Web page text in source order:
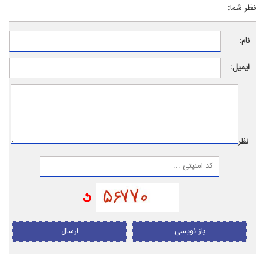
نظر شما:
نام:
ایمیل:
نظر:
ارسال باز نویسی